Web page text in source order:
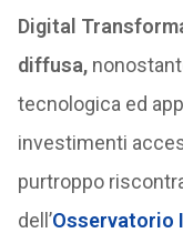
Digital
diffusa,
tecnologica ed
investimenti
purtroppo
dell’Osservatorio